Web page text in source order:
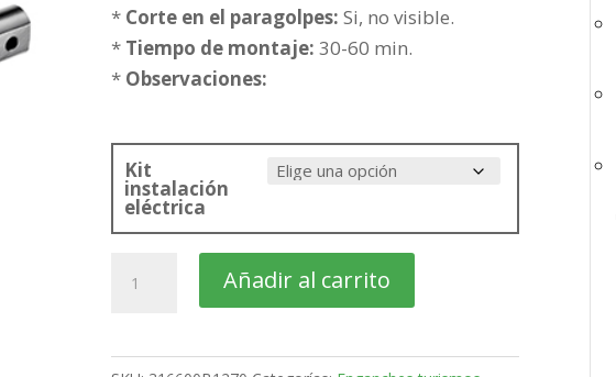
201,67€
* Corte en el paragolpes: Si, no visible.
* Tiempo de montaje: 30-60 min.
* Observaciones:
Kit
instalación
eléctrica
806
Bola
Añadir al carrito